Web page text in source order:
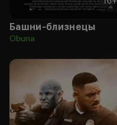
Башни-близнецы
Obuna